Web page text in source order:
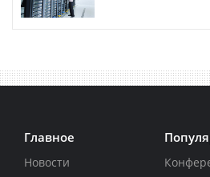
Главное
Новости